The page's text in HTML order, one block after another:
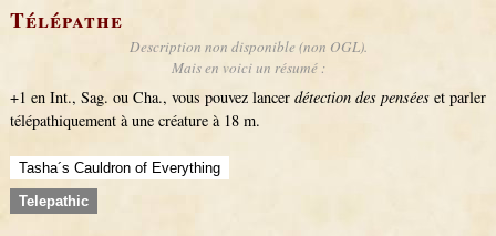
Télépathe
Description non disponible (non OGL).
Mais en voici un résumé :
+1 en Int., Sag. ou Cha., vous pouvez lancer détection des pensées et parler
télépathiquement à une créature à 18 m.
Tasha´s Cauldron of Everything
Telepathic